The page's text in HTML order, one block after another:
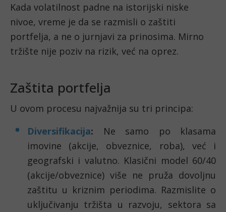
Kada volatilnost padne na istorijski niske
nivoe, vreme je da se razmisli o zaštiti
portfelja, a ne o jurnjavi za prinosima. Mirno
tržište nije poziv na rizik, već na oprez.
Zaštita portfelja
U ovom procesu najvažnija su tri principa:
Diversifikacija:
Ne samo po klasama
imovine (akcije, obveznice, roba), već i
geografski i valutno. Klasični model 60/40
(akcije/obveznice) više ne pruža dovoljnu
zaštitu u kriznim periodima. Razmislite o
uključivanju tržišta u razvoju, sektora sa